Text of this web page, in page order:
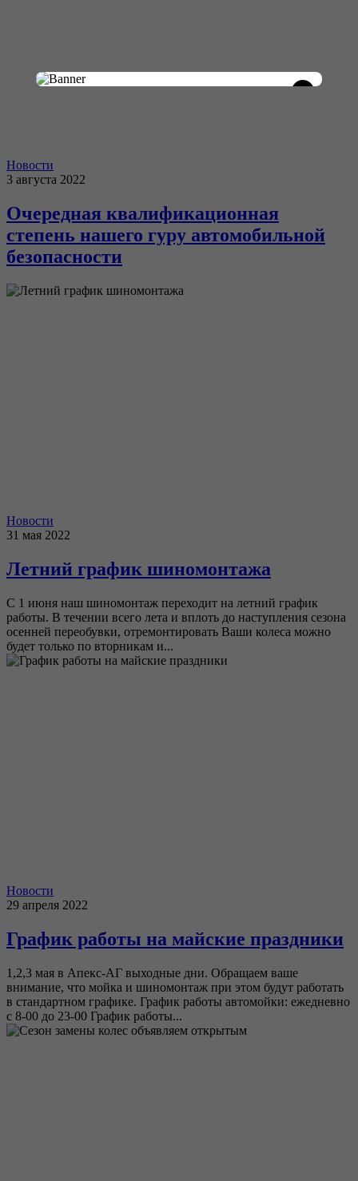
Новости
3 августа 2022
Очередная квалификационная
степень нашего гуру автомобильной
безопасности
Новости
31 мая 2022
Летний график шиномонтажа
С 1 июня наш шиномонтаж переходит на летний график
работы. В течении всего лета и вплоть до наступления сезона
осенней переобувки, отремонтировать Ваши колеса можно
будет только по вторникам и...
Новости
29 апреля 2022
График работы на майские праздники
1,2,3 мая в Апекс-АГ выходные дни. Обращаем ваше
внимание, что мойка и шиномонтаж при этом будут работать
в стандартном графике. График работы автомойки: ежедневно
с 8-00 до 23-00 График работы...